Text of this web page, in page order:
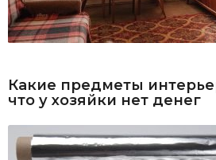
Какие предметы
что у хозяйки нет денег